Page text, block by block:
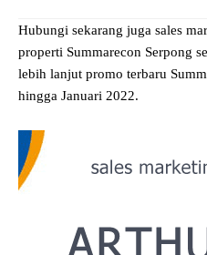
Hubungi sekarang juga sales
properti Summarecon Serpong
lebih lanjut promo terbaru
hingga Januari 2022.